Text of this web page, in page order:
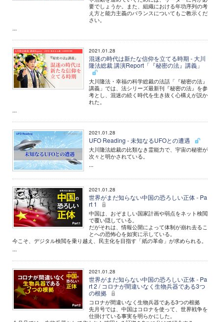
要でしょうか。また、組織における年功序列の考
え方と能力主義のバランスについてもご教示くだ
さい。
...
2021.01.28
混迷の時代は新たな信仰を立てる時期 - 大川
隆法総裁 講演Report「『秘密の法』講義」
大川隆法・幸福の科学総裁の法話「『秘密の法』
講義」では、法シリーズ最新刊『秘密の法』を参
考とし、混迷の続く時代を生き抜く心構えが説か
れた。
...
2021.01.28
UFO Reading - 未知なるUFOとの遭遇
大川隆法総裁の比類なき霊能力で、宇宙の秘密が
次々と明かされている。
...
2021.01.28
世界がまだ知らない中国の恐ろしい正体 - Pa
rt 1
中国は、おぞましい国家計画や弱点をネット検閲
で覆い隠している。
だがそれは、情報公開によって体制が崩れ去るこ
とへの恐怖心を如実に示している。
今こそ、デジタル検閲を乗り越え、民主化を目指す「紙の革命」が求められる。
...
2021.01.28
世界がまだ知らない中国の恐ろしい正体 - Pa
rt 2 / コロナが間違いなく生物兵器である3つ
の根拠
コロナが間違いなく生物兵器である3つの根拠
先月号では、中国はコロナを使って、世界戦争を
仕掛けている事実を明らかにした。